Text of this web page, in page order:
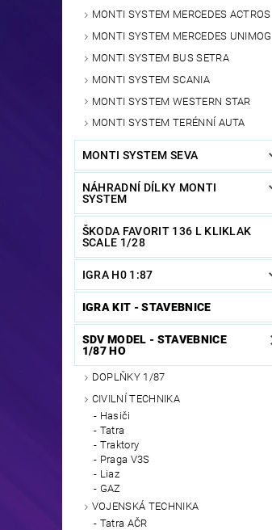
MONTI SYSTEM MERCEDES ACTROS
MONTI SYSTEM MERCEDES UNIMOG
MONTI SYSTEM BUS SETRA
MONTI SYSTEM SCANIA
MONTI SYSTEM WESTERN STAR
MONTI SYSTEM TERÉNNÍ AUTA
MONTI SYSTEM SEVA
NÁHRADNÍ DÍLKY MONTI
SYSTEM
ŠKODA FAVORIT 136 L KLIKLAK
SCALE 1/28
IGRA H0 1:87
IGRA KIT - STAVEBNICE
SDV MODEL - STAVEBNICE
1/87 HO
DOPLŇKY 1/87
CIVILNÍ TECHNIKA
Hasiči
Tatra
Traktory
Praga V3S
Liaz
GAZ
VOJENSKÁ TECHNIKA
Tatra AČR